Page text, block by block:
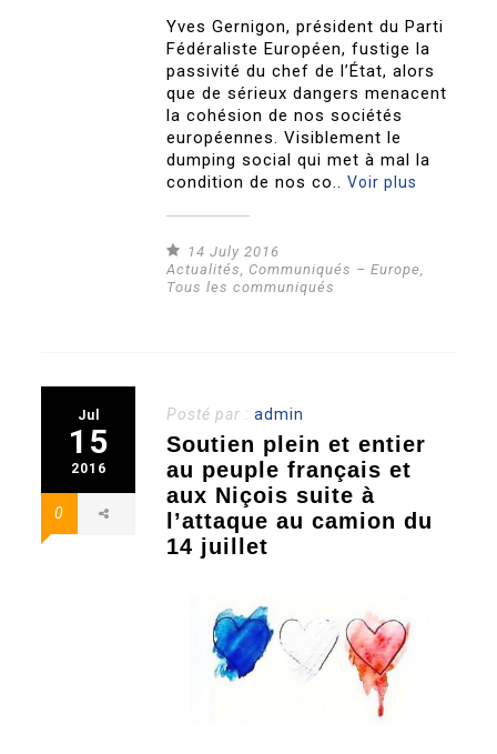
Yves Gernigon, président du Parti
Fédéraliste Européen, fustige la
passivité du chef de l’État, alors
que de sérieux dangers menacent
la cohésion de nos sociétés
européennes. Visiblement le
dumping social qui met à mal la
condition de nos co..Voir plus
14 July 2016
Actualités, Communiqués – Europe,
Tous les communiqués
Jul
15
2016
0
Posté par :admin
Soutien plein et entier
au peuple français et
aux Niçois suite à
l’attaque au camion du
14 juillet